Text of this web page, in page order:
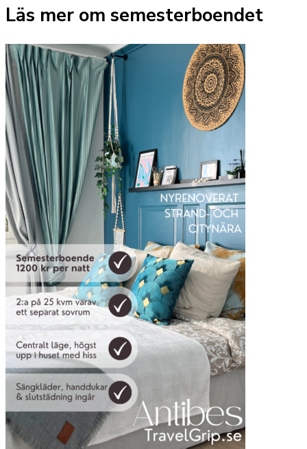
Läs mer om semesterboendet